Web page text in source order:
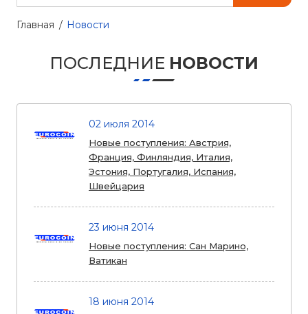
Главная Новости
ПОСЛЕДНИЕ НОВОСТИ
02 июля 2014
Новые поступления: Австрия,
Франция, Финляндия, Италия,
Эстония, Португалия, Испания,
Швейцария
23 июня 2014
Новые поступления: Сан Марино,
Ватикан
18 июня 2014